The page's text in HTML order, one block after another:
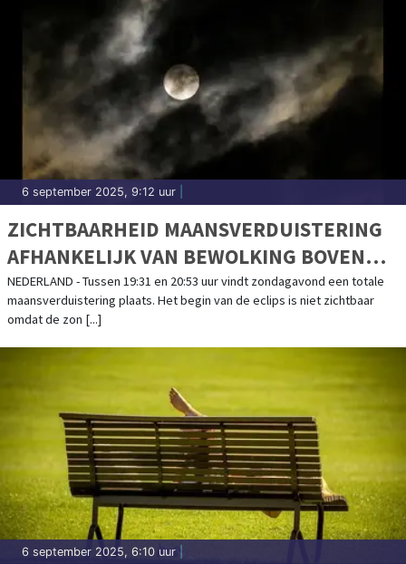
6 september 2025, 9:12 uur
ZICHTBAARHEID MAANSVERDUISTERING
AFHANKELIJK VAN BEWOLKING BOVEN
DUITSLAND
NEDERLAND - Tussen 19:31 en 20:53 uur vindt zondagavond een totale
maansverduistering plaats. Het begin van de eclips is niet zichtbaar
omdat de zon [...]
6 september 2025, 6:10 uur